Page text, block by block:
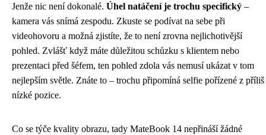
Jenže nic není dokonalé. Úhel natáčení je trochu specifický –
kamera vás snímá zespodu. Zkuste se podívat na sebe při
videohovoru a možná zjistíte, že to není zrovna nejlichotivější
pohled. Zvlášť když máte důležitou schůzku s klientem nebo
prezentaci před šéfem, ten pohled zdola vás nemusí ukázat v tom
nejlepším světle. Znáte to – trochu připomíná selfie pořízené z příliš
nízké pozice.
Co se týče kvality obrazu, tady MateBook 14 nepřináší žádné